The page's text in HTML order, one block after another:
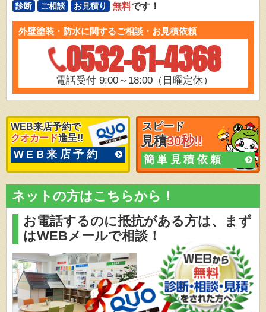
診断 ご相談 お見積り 無料です！
外壁塗装・防水に関するご相談・お見積依頼
0532-61-4368
電話受付 9:00～18:00（日曜定休）
WEB来店予約で
クオカード進呈!!
WEB来店予約
スピード
見積30秒!!
簡単見積依頼
ネットの方はこちらから！
お電話するのに抵抗がある方は、
まず
はWEBメールで相談！